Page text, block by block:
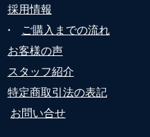
採用情報
・
ご購入までの流れ
お客様の声
スタッフ紹介
特定商取引法の表記
お問い合せ